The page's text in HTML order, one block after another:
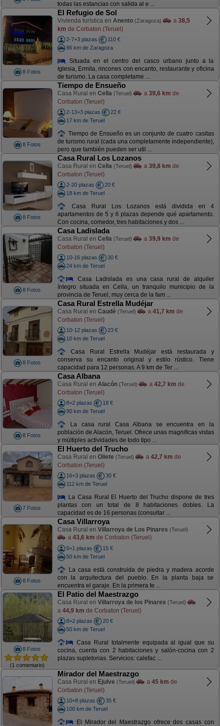
todas las estancias con salida al e ...
8 Fotos
El Refugio de Sol
Vivienda turística en Anento (Zaragoza) a 38,5
km de Corbaton (Teruel)
2-7+3 plazas
110 €
86 km de Zaragoza
Situada en el centro del casco urbano junto a la
Iglesia, Ermita, rincones con encanto, restaurante y oficina
de turismo. La casa completame ...
8 Fotos
Tiempo de Ensueño
Casa Rural en Cella (Teruel) a 39,6 km de
Corbaton (Teruel)
2-13+3 plazas
22 €
17 km de Teruel
Tiempo de Ensueño es un conjunto de cuatro casitas
de turismo rural (cada una completamente independiente),
pero que también pueden ser util ...
8 Fotos
Casa Rural Los Lozanos
Casa Rural en Cella (Teruel) a 39,8 km de
Corbaton (Teruel)
2-20 plazas
20 €
18 km de Teruel
Casa Rural Los Lozanos está dividida en 4
apartamentos de 5 y 6 plazas depende qué apartamento.
Con cocina, comedor, tres habitaciones y dos ...
8 Fotos
Casa Ladislada
Casa Rural en Cella (Teruel) a 39,9 km de
Corbaton (Teruel)
10-16 plazas
30 €
24 km de Teruel
Casa Ladislada es una casa rural de alquiler
íntegro situada en Cella, un tranquilo municipio de la
provincia de Teruel, muy cerca de la fam ...
8 Fotos
Casa Rural Estrella Mudéjar
Casa Rural en Caudé (Teruel) a 41,7 km de
Corbaton (Teruel)
10-12 plazas
23 €
10 km de Teruel
Casa Rural Estrella Mudéjar está restaurada y
conserva su encanto original y estilo rústico. Tiene
capacidad para 12 personas. A 9 km de Ter ...
8 Fotos
Casa Albana
Casa Rural en Alacón (Teruel) a 42,7 km de
Corbaton (Teruel)
8+2 plazas
18 €
90 km de Teruel
La casa rural Casa Albana se encuentra en la
población de Alacón, Teruel. Ofrece unas magnificas vistas
y múltiples actividades de todo tipo ...
7 Fotos
El Huerto del Trucho
Casa Rural en Oliete (Teruel) a 42,7 km de
Corbaton (Teruel)
16+3 plazas
30 €
112 km de Teruel
La Casa Rural El Huerto del Trucho dispone de tres
plantas con un total de 8 habitaciones dobles. La
capacidad es de 16 personas (consultar ...
8 Fotos
Casa Villarroya
Casa Rural en Villarroya de Los Pinares (Teruel)
a 43,6 km de Corbaton (Teruel)
5+1 plazas
15 €
50 km de Teruel
La casa está construida de piedra y madera acorde
con la arquitectura del pueblo. En la planta baja se
encuentra el garaje. En la primera te ...
8 Fotos
(1 comentario)
El Patio del Maestrazgo
Casa Rural en Villarroya de los Pinares (Teruel)
a 44,9 km de Corbaton (Teruel)
8+2 plazas
20 €
50 km de Teruel
Casa Rural totalmente equipada al igual que su
cocina, cuenta con 2 habitaciones y salón-cocina con 2
plazas supletorias. Servicios: calefac ...
Mirador del Maestrazgo
Casa Rural en Ejulve (Teruel) a 45 km de
Corbaton (Teruel)
10+8 plazas
35 €
100 km de Teruel
El Mirador del Maestrazgo ofrece dos casas con